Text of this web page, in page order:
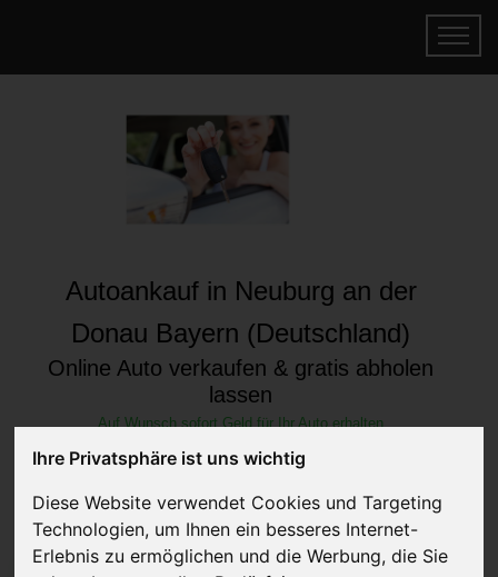
Ihre Privatsphäre ist uns wichtig
Diese Website verwendet Cookies und Targeting
Technologien, um Ihnen ein besseres Internet-
Erlebnis zu ermöglichen und die Werbung, die Sie
Autoankauf in Neuburg an der
Donau Bayern (Deutschland)
Online Auto verkaufen & gratis abholen
lassen
Auf Wunsch sofort Geld für Ihr Auto erhalten